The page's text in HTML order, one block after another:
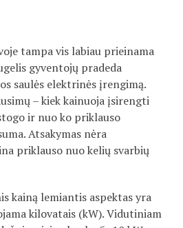
tampa vis labiau prieinama
gyventojų pradeda
saulės elektrinės įrengimą.
– kiek kainuoja įsirengti
ir nuo ko priklauso
Atsakymas nėra
priklauso nuo kelių svarbių
kainą lemiantis aspektas yra
kilovatais (kW). Vidutiniam